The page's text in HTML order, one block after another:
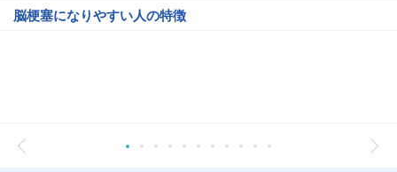
脳梗塞になりやすい人の特徴